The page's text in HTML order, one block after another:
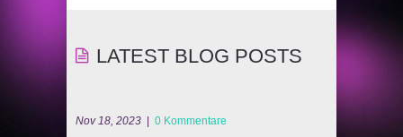
LATEST BLOG POSTS
Nov 18, 2023 0 Kommentare